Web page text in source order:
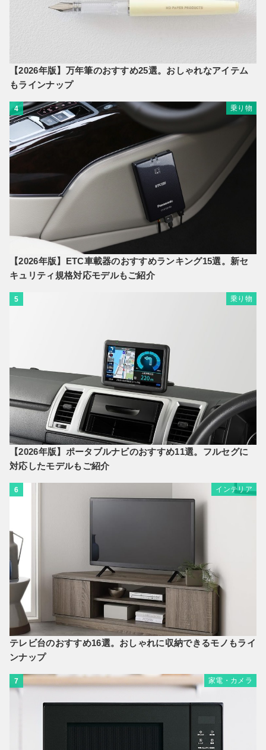
【2026年版】万年筆のおすすめ25選。おしゃれなアイテム
もラインナップ
4 乗り物
【2026年版】ETC車載器のおすすめランキング15選。新セ
キュリティ規格対応モデルもご紹介
5 乗り物
【2026年版】ポータブルナビのおすすめ11選。フルセグに
対応したモデルもご紹介
6 インテリア
テレビ台のおすすめ16選。おしゃれに収納できるモノもライ
ンナップ
7 家電・カメラ